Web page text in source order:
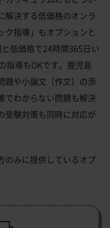
解決する低価格のオンラ
ク指導」もオプションと
低価格で24時間365日い
指導もOKです。鹿児島
題や小論文（作文）の添
でわからない問題も解決
受験対策も同時に対応が
のみに提供しているオプ